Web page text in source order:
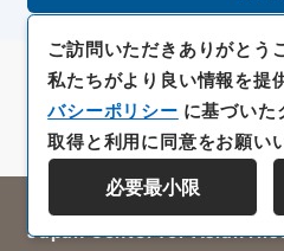
All rights reserved/
Japan Center for Asian
ご訪問いただきありがとう
私たちがより良い情報を提
バシーポリシー に基づい
取得と利用に同意をお願い
必要最小限